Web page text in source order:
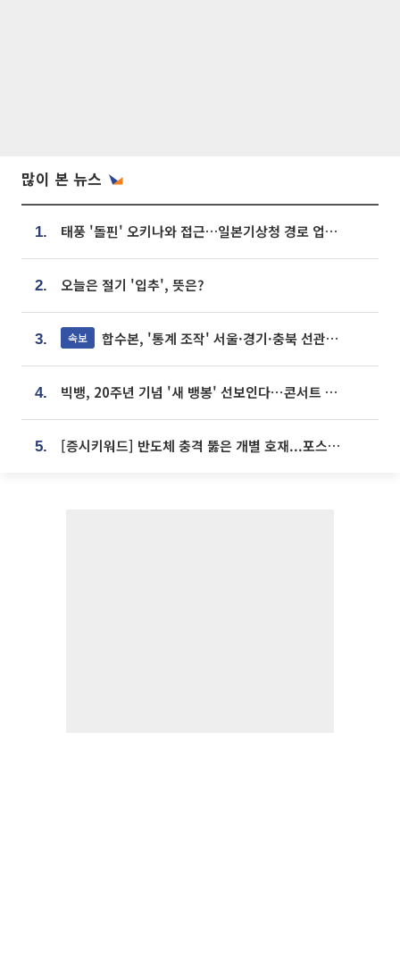
많이 본 뉴스
1. 태풍 '돌핀' 오키나와 접근…일본기상청 경로 업데이트
2. 오늘은 절기 '입추', 뜻은?
3. 속보 합수본, '통계 조작' 서울·경기·충북 선관위 등 추가 압수수색
4. 빅뱅, 20주년 기념 '새 뱅봉' 선보인다⋯콘서트 앞두고 팝업 개최
5. [증시키워드] 반도체 충격 뚫은 개별 호재...포스코퓨처엠·에코프로·한화솔루션 '눈길'